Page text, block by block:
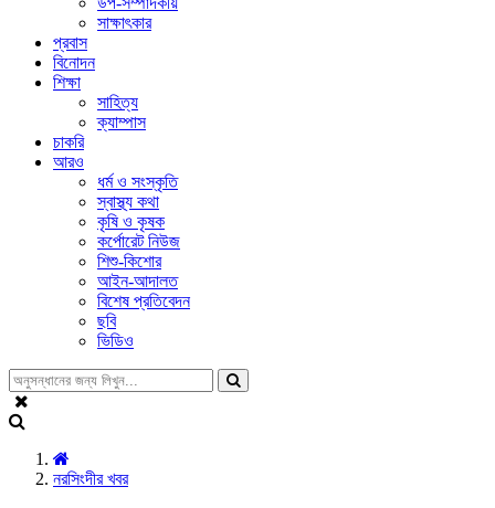
সাক্ষাৎকার
প্রবাস
বিনোদন
শিক্ষা
সাহিত্য
ক্যাম্পাস
চাকরি
আরও
ধর্ম ও সংস্কৃতি
স্বাস্থ্য কথা
কৃষি ও কৃষক
কর্পোরেট নিউজ
শিশু-কিশোর
আইন-আদালত
বিশেষ প্রতিবেদন
ছবি
ভিডিও
নরসিংদীর খবর